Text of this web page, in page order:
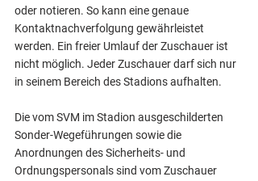
oder notieren. So kann eine genaue
Kontaktnachverfolgung gewährleistet
werden. Ein freier Umlauf der Zuschauer ist
nicht möglich. Jeder Zuschauer darf sich nur
in seinem Bereich des Stadions aufhalten.
Die vom SVM im Stadion ausgeschilderten
Sonder-Wegeführungen sowie die
Anordnungen des Sicherheits- und
Ordnungspersonals sind vom Zuschauer